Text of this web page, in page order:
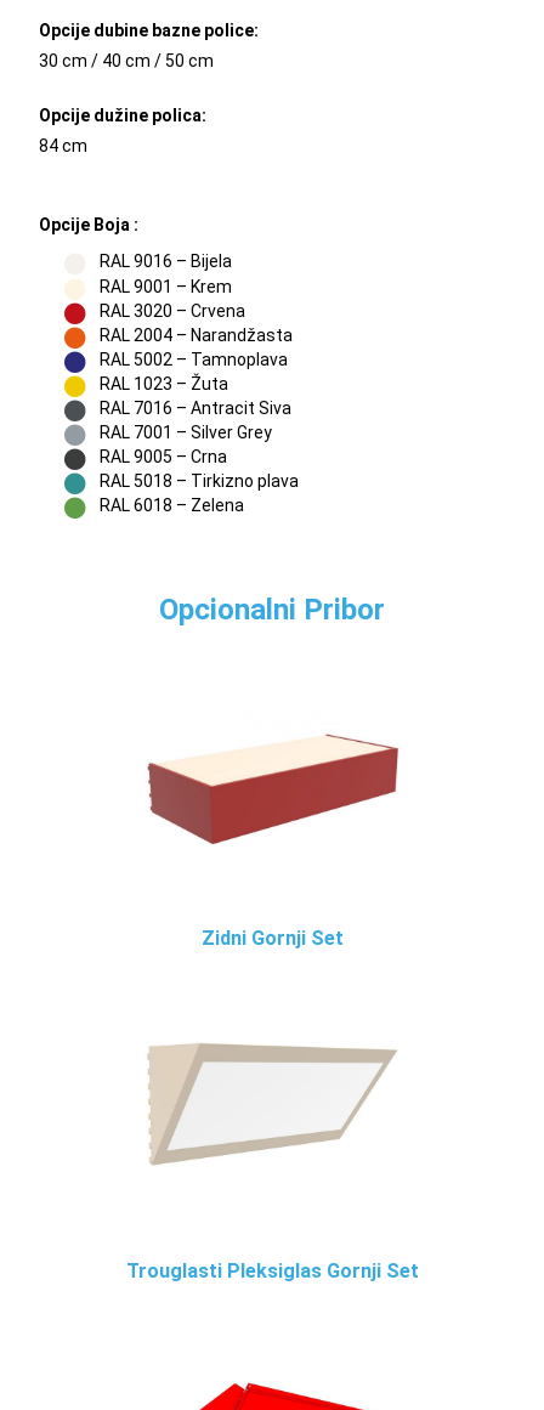
Opcije dubine bazne police:
30 cm / 40 cm / 50 cm
Opcije dužine polica:
84 cm
Opcije Boja :
RAL 9016 – Bijela
RAL 9001 – Krem
RAL 3020 – Crvena
RAL 2004 – Narandžasta
RAL 5002 – Tamnoplava
RAL 1023 – Žuta
RAL 7016 – Antracit Siva
RAL 7001 – Silver Grey
RAL 9005 – Crna
RAL 5018 – Tirkizno plava
RAL 6018 – Zelena
Opcionalni Pribor
Zidni Gornji Set
Trouglasti Pleksiglas Gornji Set